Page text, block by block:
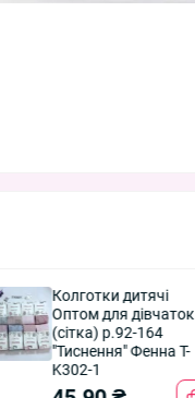
Колготки дитячі
Оптом для дівчаток
(сітка) р.92-164
"Тиснення" Фенна T-
K302-1